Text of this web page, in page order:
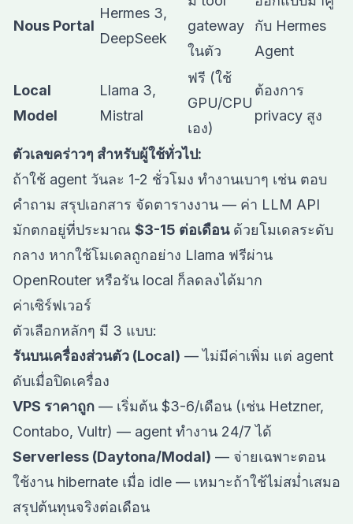
Nous Portal
Hermes 3,
DeepSeek
gateway
ในตัว
กับ Hermes
Agent
Local
Model
Llama 3,
Mistral
ฟรี (ใช้
GPU/CPU
เอง)
ต้องการ
privacy สูง
ตัวเลขคร่าวๆ สำหรับผู้ใช้ทั่วไป:
ถ้าใช้ agent วันละ 1-2 ชั่วโมง ทำงานเบาๆ เช่น ตอบ
คำถาม สรุปเอกสาร จัดตารางงาน — ค่า LLM API
มักตกอยู่ที่ประมาณ $3-15 ต่อเดือนด้วยโมเดลระดับ
กลาง หากใช้โมเดลถูกอย่าง Llama ฟรีผ่าน
OpenRouter หรือรัน local ก็ลดลงได้มาก
ค่าเซิร์ฟเวอร์
ตัวเลือกหลักๆ มี 3 แบบ:
รันบนเครื่องส่วนตัว (Local) — ไม่มีค่าเพิ่ม แต่ agent
ดับเมื่อปิดเครื่อง
VPS ราคาถูก — เริ่มต้น $3-6/เดือน (เช่น Hetzner,
Contabo, Vultr) — agent ทำงาน 24/7 ได้
Serverless (Daytona/Modal) — จ่ายเฉพาะตอน
ใช้งาน hibernate เมื่อ idle — เหมาะถ้าใช้ไม่สม่ำเสมอ
สรุปต้นทุนจริงต่อเดือน